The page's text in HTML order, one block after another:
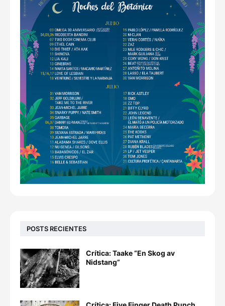
POSTS RECIENTES
Crítica: Taake “En Skog av
Nidstang”